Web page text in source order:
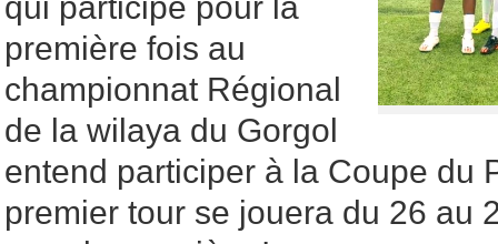
première fois au
championnat Régional
de la wilaya du Gorgol
entend participer à la Coupe du
premier tour se jouera du 26 au